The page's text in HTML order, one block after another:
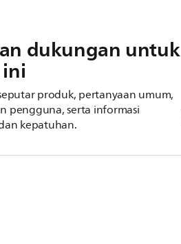
dukungan untuk
produk, pertanyaan umum,
pengguna, serta informasi
kepatuhan.